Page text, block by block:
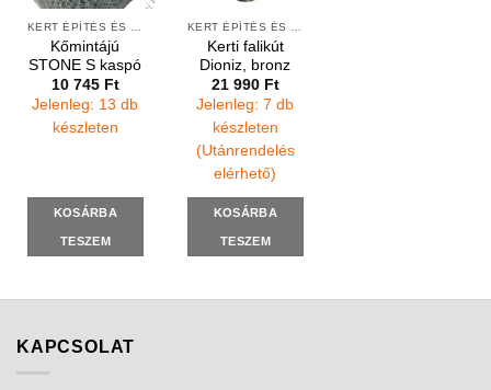
Kőmintájú
STONE S kaspó
10 745 Ft
Jelenleg: 13 db
készleten
KOSÁRBA
TESZEM
Kerti falikút
Dioniz, bronz
21 990 Ft
Jelenleg: 7 db
készleten
(Utánrendelés
elérhető)
KOSÁRBA
TESZEM
KAPCSOLAT